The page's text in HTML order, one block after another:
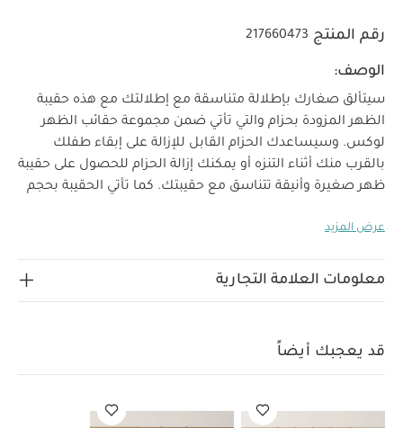
رقم المنتج 217660473
الوصف:
سيتألق صغارك بإطلالة متناسقة مع إطلالتك مع هذه حقيبة
الظهر المزودة بحزام والتي تأتي ضمن مجموعة حقائب الظهر
لوكس. وسيساعدك الحزام القابل للإزالة على إبقاء طفلك
بالقرب منك أثناء التنزه أو يمكنك إزالة الحزام للحصول على حقيبة
ظهر صغيرة وأنيقة تتناسق مع حقيبتك. كما تأتي الحقيبة بحجم
على أناقته وراحته. وصنعت من جلد ناعم وتغلق بسحّاب بجرار
خصائص المنتج:
تتوافق مع حقيبة التغيير لوكس المميزة
طقم ألبسة قطعة واحدة بأكمام قصيرة قماش عضوي بلون أبيض
طقم بيجاما قطعة واحدة عضوية بلون أبيض - 3 قطع
الأطفال من جلد صديق للبيئة - ترافل
عرض المزيد
معلومات العلامة التجارية
قد يعجبك أيضاً